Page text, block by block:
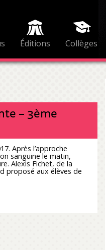
Éditions Collèges
– 3ème
Après l’approche
sanguine le matin,
Alexis Fichet, de la
proposé aux élèves de